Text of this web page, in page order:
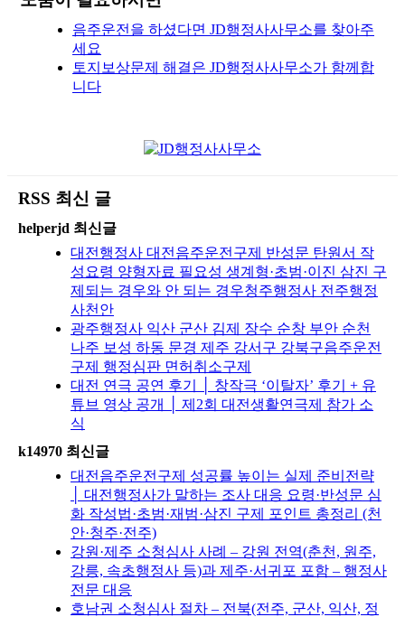
음주운전을 하셨다면 JD행정사사무소를 찾아주
세요
토지보상문제 해결은 JD행정사사무소가 함께합
니다
RSS 최신 글
helperjd 최신글
대전행정사 대전음주운전구제 반성문 탄원서 작
성요령 양형자료 필요성 생계형·초범·이진 삼진 구
제되는 경우와 안 되는 경우청주행정사 전주행정
사천안
광주행정사 익산 군산 김제 장수 순창 부안 순천
나주 보성 하동 문경 제주 강서구 강북구음주운전
구제 행정심판 면허취소구제
대전 연극 공연 후기 │ 창작극 ‘이탈자’ 후기 + 유
튜브 영상 공개 │ 제2회 대전생활연극제 참가 소
식
k14970 최신글
대전음주운전구제 성공률 높이는 실제 준비전략
│ 대전행정사가 말하는 조사 대응 요령·반성문 심
화 작성법·초범·재범·삼진 구제 포인트 총정리 (천
안·청주·전주)
강원·제주 소청심사 사례 – 강원 전역(춘천, 원주,
강릉, 속초행정사 등)과 제주·서귀포 포함 – 행정사
전문 대응
호남권 소청심사 절차 – 전북(전주, 군산, 익산, 정